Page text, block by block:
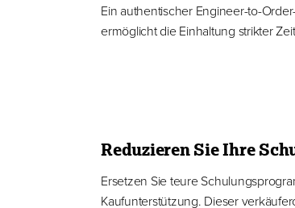
Ein authentischer Engineer-to-
ermöglicht die Einhaltung strikter
Reduzieren Sie Ihre
Ersetzen Sie teure
Kaufunterstützung. Dieser